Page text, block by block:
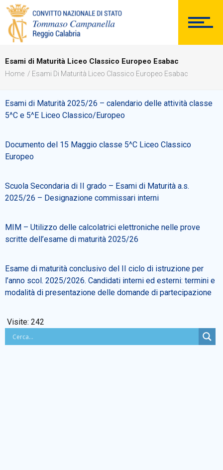
SEGRETERIA
DOCUMENTAZIONE
Comunicazioni Esterne
BACHECA SINDACALE
Cerca
Esami di Maturità Liceo Classico Europeo Esabac
Home Esami Di Maturità Liceo Classico Europeo Esabac
Esami di Maturità 2025/26 – calendario delle attività classe
5^C e 5^E Liceo Classico/Europeo
Documento del 15 Maggio classe 5^C Liceo Classico
Europeo
Scuola Secondaria di II grado – Esami di Maturità a.s.
2025/26 – Designazione commissari interni
MIM – Utilizzo delle calcolatrici elettroniche nelle prove
scritte dell’esame di maturità 2025/26
Esame di maturità conclusivo del II ciclo di istruzione per
l’anno scol. 2025/2026. Candidati interni ed esterni: termini e
modalità di presentazione delle domande di partecipazione
Visite: 242